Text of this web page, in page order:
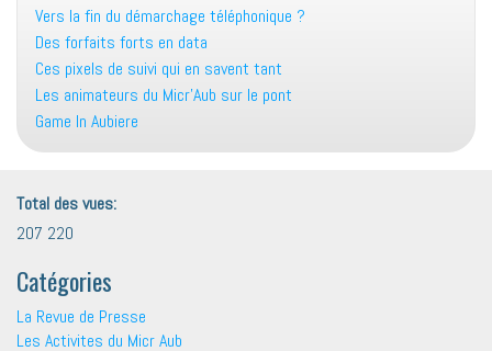
Vers la fin du démarchage téléphonique ?
Des forfaits forts en data
Ces pixels de suivi qui en savent tant
Les animateurs du Micr’Aub sur le pont
Game In Aubiere
Total des vues:
207 220
Catégories
La Revue de Presse
Les Activites du Micr Aub